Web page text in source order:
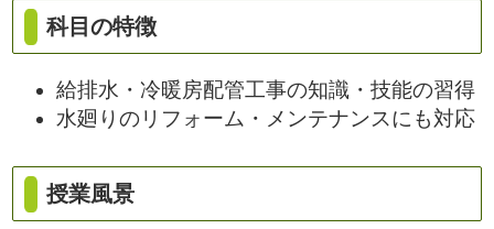
科目の特徴
給排水・冷暖房配管工事の知識・技能の習得
水廻りのリフォーム・メンテナンスにも対応
授業風景